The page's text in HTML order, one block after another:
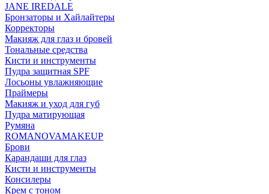
JANE IREDALE
Бронзаторы и Хайлайтеры
Корректоры
Макияж для глаз и бровей
Тональные средства
Кисти и инструменты
Пудра защитная SPF
Лосьоны увлажняющие
Праймеры
Макияж и уход для губ
Пудра матирующая
Румяна
ROMANOVAMAKEUP
Брови
Карандаши для глаз
Кисти и инструменты
Консилеры
Крем с тоном